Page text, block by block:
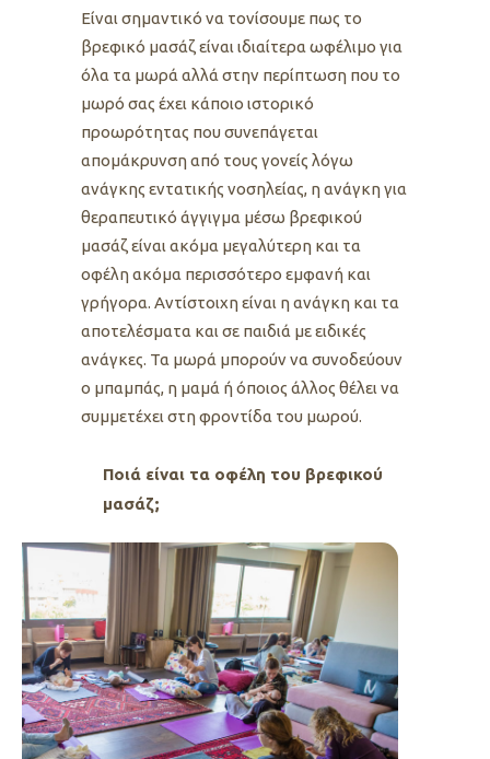
Είναι σημαντικό να τονίσουμε πως το
βρεφικό μασάζ είναι ιδιαίτερα ωφέλιμο για
όλα τα μωρά αλλά στην περίπτωση που το
μωρό σας έχει κάποιο ιστορικό
προωρότητας που συνεπάγεται
απομάκρυνση από τους γονείς λόγω
ανάγκης εντατικής νοσηλείας, η ανάγκη για
θεραπευτικό άγγιγμα μέσω βρεφικού
μασάζ είναι ακόμα μεγαλύτερη και τα
οφέλη ακόμα περισσότερο εμφανή και
γρήγορα. Αντίστοιχη είναι η ανάγκη και τα
αποτελέσματα και σε παιδιά με ειδικές
ανάγκες. Τα μωρά μπορούν να συνοδεύουν
ο μπαμπάς, η μαμά ή όποιος άλλος θέλει να
συμμετέχει στη φροντίδα του μωρού.
Ποιά είναι τα οφέλη του βρεφικού
μασάζ;